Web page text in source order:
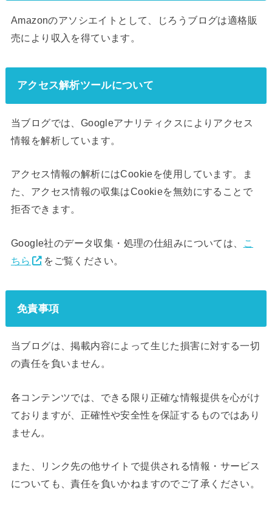
Amazonのアソシエイトとして、じろうブログは適格販
売により収入を得ています。
アクセス解析ツールについて
当ブログでは、Googleアナリティクスによりアクセス
情報を解析しています。
アクセス情報の解析にはCookieを使用しています。ま
た、アクセス情報の収集はCookieを無効にすることで
拒否できます。
Google社のデータ収集・処理の仕組みについては、
こ
ちら
をご覧ください。
免責事項
当ブログは、掲載内容によって生じた損害に対する一切
の責任を負いません。
各コンテンツでは、できる限り正確な情報提供を心がけ
ておりますが、正確性や安全性を保証するものではあり
ません。
また、リンク先の他サイトで提供される情報・サービス
についても、責任を負いかねますのでご了承ください。